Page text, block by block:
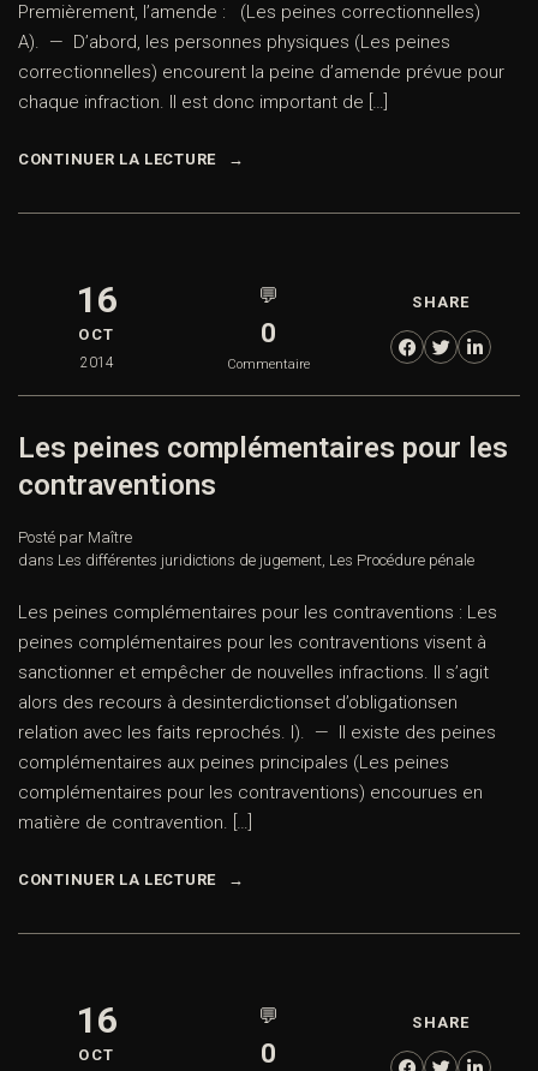
Premièrement, l’amende : (Les peines correctionnelles)
A). — D’abord, les personnes physiques (Les peines
correctionnelles) encourent la peine d’amende prévue pour
chaque infraction. Il est donc important de […]
CONTINUER LA LECTURE
16
OCT
2014
💬
0
Commentaire
SHARE
Les peines complémentaires pour les
contraventions
Posté par Maître
dans Les différentes juridictions de jugement, Les Procédure pénale
Les peines complémentaires pour les contraventions : Les
peines complémentaires pour les contraventions visent à
sanctionner et empêcher de nouvelles infractions. Il s’agit
alors des recours à desinterdictionset d’obligationsen
relation avec les faits reprochés. I). — Il existe des peines
complémentaires aux peines principales (Les peines
complémentaires pour les contraventions) encourues en
matière de contravention. […]
CONTINUER LA LECTURE
16
OCT
💬
0
SHARE